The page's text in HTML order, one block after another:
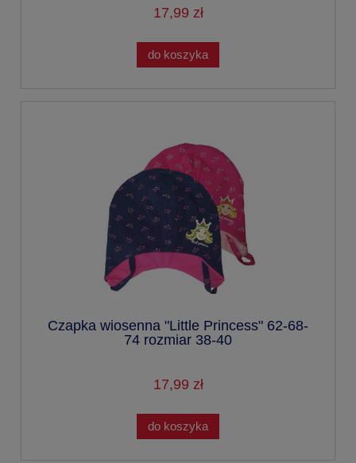
17,99 zł
do koszyka
Czapka wiosenna "Little Princess" 62-68-
74 rozmiar 38-40
17,99 zł
do koszyka